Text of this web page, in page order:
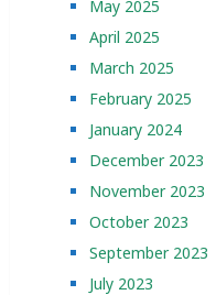
May 2025
April 2025
March 2025
February 2025
January 2024
December 2023
November 2023
October 2023
September 2023
July 2023